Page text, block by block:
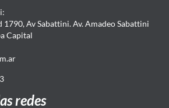
1790, Av Sabattini. Av. Amadeo Sabattini
Capital
redes